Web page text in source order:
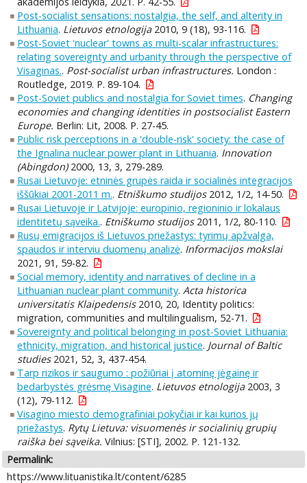
Post-socialist sensations: nostalgia, the self, and alterity in
Lithuania. Lietuvos etnologija2010, 9 (18), 93-116.
Post-Soviet 'nuclear' towns as multi-scalar infrastructures:
relating sovereignty and urbanity through the perspective of
Visaginas.. Post-socialist urban infrastructures. London :
Routledge, 2019. P. 89-104.
Post-Soviet publics and nostalgia for Soviet times. Changing
economies and changing identities in postsocialist Eastern
Europe. Berlin: Lit, 2008. P. 27-45.
Public risk perceptions in a 'double-risk' society: the case of
the Ignalina nuclear power plant in Lithuania. Innovation
(Abingdon)2000, 13, 3, 279-289.
Rusai Lietuvoje: etninės grupės raida ir socialinės integracijos
iššūkiai 2001-2011 m.. Etniškumo studijos2012, 1/2, 14-50.
Rusai Lietuvoje ir Latvijoje: europinio, regioninio ir lokalaus
identitetų sąveika.. Etniškumo studijos2011, 1/2, 80-110.
Rusų emigracijos iš Lietuvos priežastys: tyrimų apžvalga,
spaudos ir interviu duomenų analizė. Informacijos mokslai
2021, 91, 59-82.
Social memory, identity and narratives of decline in a
Lithuanian nuclear plant community. Acta historica
universitatis Klaipedensis2010, 20, Identity politics:
migration, communities and multilingualism, 52-71.
Sovereignty and political belonging in post-Soviet Lithuania:
ethnicity, migration, and historical justice. Journal of Baltic
studies2021, 52, 3, 437-454.
Tarp rizikos ir saugumo : požiūriai į atominę jėgainę ir
bedarbystės grėsmę Visagine. Lietuvos etnologija2003, 3
(12), 79-112.
Visagino miesto demografiniai pokyčiai ir kai kurios jų
priežastys. Rytų Lietuva: visuomenės ir socialinių grupių
raiška bei sąveika. Vilnius: [STI], 2002. P. 121-132.
Permalink:
https://www.lituanistika.lt/content/6285